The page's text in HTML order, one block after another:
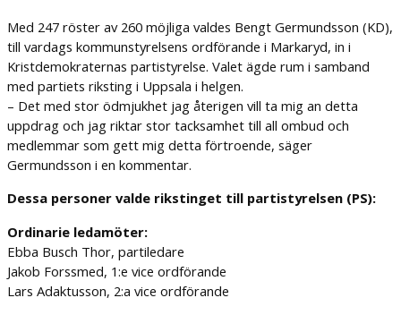
Med 247 röster av 260 möjliga valdes Bengt Germundsson (KD),
till vardags kommunstyrelsens ordförande i Markaryd, in i
Kristdemokraternas partistyrelse. Valet ägde rum i samband
med partiets riksting i Uppsala i helgen.
– Det med stor ödmjukhet jag återigen vill ta mig an detta
uppdrag och jag riktar stor tacksamhet till all ombud och
medlemmar som gett mig detta förtroende, säger
Germundsson i en kommentar.
Dessa personer valde rikstinget till partistyrelsen (PS):
Ordinarie ledamöter:
Ebba Busch Thor, partiledare
Jakob Forssmed, 1:e vice ordförande
Lars Adaktusson, 2:a vice ordförande